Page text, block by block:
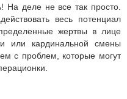
На деле не все так просто.
весь потенциал
жертвы в лице
или кардинальной смены
с проблем, которые могут